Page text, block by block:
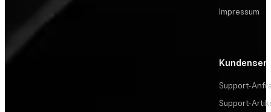
Impressum
Support-
Support-